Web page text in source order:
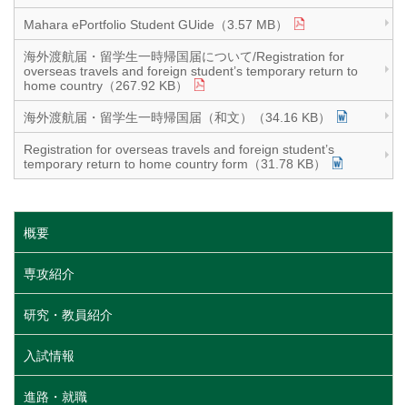
Mahara ePortfolio Student GUide（3.57 MB）
海外渡航届・留学生一時帰国届について/Registration for
overseas travels and foreign student’s temporary return to
home country（267.92 KB）
海外渡航届・留学生一時帰国届（和文）（34.16 KB）
Registration for overseas travels and foreign student’s
temporary return to home country form（31.78 KB）
概要
専攻紹介
研究・教員紹介
入試情報
進路・就職